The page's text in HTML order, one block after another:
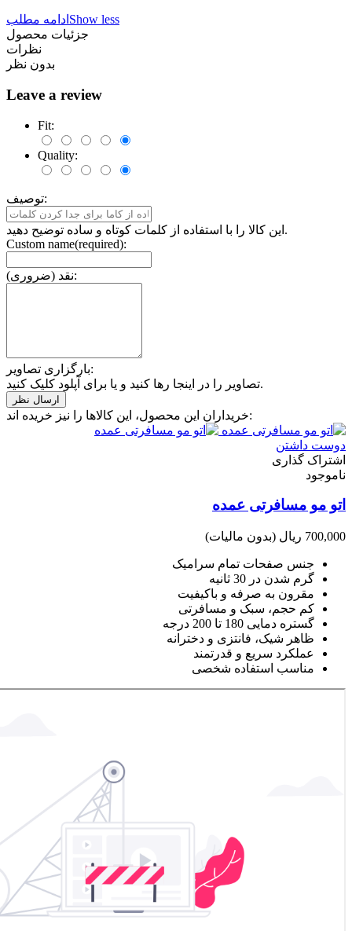
ادامه مطلب Show less
جزئیات محصول
نظرات
بدون نظر
Leave a review
Fit:
Quality:
توصیف:
این کالا را با استفاده از کلمات کوتاه و ساده توضیح دهید.
Custom name(required):
نقد (ضروری):
بارگزاری تصاویر:
تصاویر را در اینجا رها کنید و یا برای آپلود کلیک کنید.
خریداران این محصول، این کالاها را نیز خریده اند:
دوست داشتن
اشتراک گذاری
ناموجود
اتو مو مسافرتی عمده
700,000 ریال (بدون مالیات)
جنس صفحات تمام سرامیک
گرم شدن در 30 ثانیه
مقرون به صرفه و باکیفیت
کم حجم، سبک و مسافرتی
گستره دمایی 180 تا 200 درجه
ظاهر شیک، فانتزی و دخترانه
عملکرد سریع و قدرتمند
مناسب استفاده شخصی